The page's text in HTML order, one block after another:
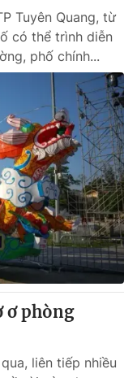
Tuyên Quang, từ
có thể trình diễn
phố chính...
ơ phòng
liên tiếp nhiều